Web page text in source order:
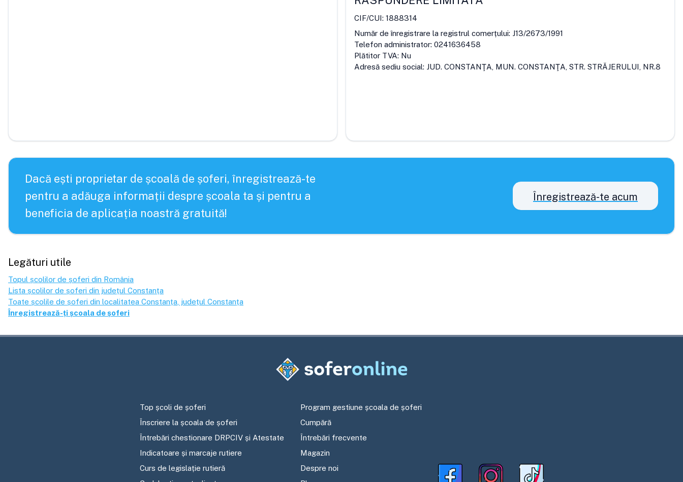
CIF/CUI: 1888314
Număr de înregistrare la registrul comerțului: J13/2673/1991
Telefon administrator: 0241636458
Plătitor TVA: Nu
Adresă sediu social: JUD. CONSTANŢA, MUN. CONSTANŢA, STR. STRĂJERULUI, NR.8
Dacă ești proprietar de școală de șoferi, înregistrează-te
pentru a adăuga informații despre școala ta și pentru a
beneficia de aplicația noastră gratuită!
Înregistrează-te acum
Legături utile
Topul școlilor de șoferi din România
Lista școlilor de șoferi din județul Constanța
Toate școlile de șoferi din localitatea Constanța , județul Constanța
Înregistrează-ți școala de șoferi
Top școli de șoferi
Înscriere la școala de șoferi
Întrebări chestionare DRPCIV și Atestate
Indicatoare și marcaje rutiere
Curs de legislație rutieră
Program gestiune școala de șoferi
Cumpără
Întrebări frecvente
Magazin
Despre noi